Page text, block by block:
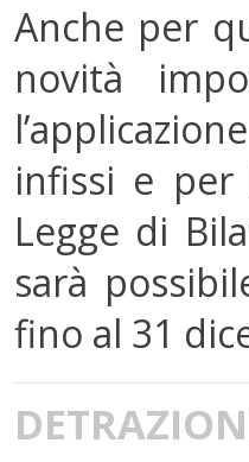
Anche per
novità
infissi e per
Legge di
sarà
fino al 31